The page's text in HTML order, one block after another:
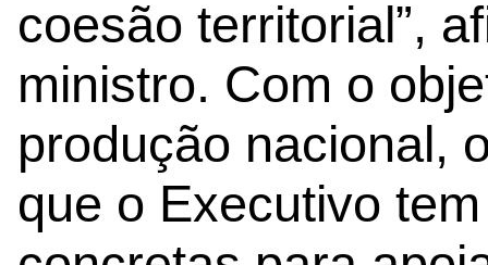
coesão territorial”,
ministro. Com o
produção nacional,
que o Executivo